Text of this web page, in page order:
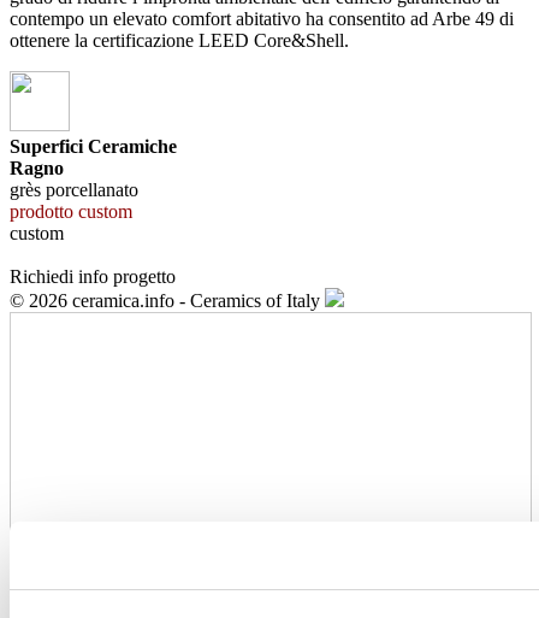
contempo un elevato comfort abitativo ha consentito ad Arbe 49 di
ottenere la certificazione LEED Core&Shell.
Superfici Ceramiche
Ragno
grès porcellanato
prodotto custom
custom
Richiedi info progetto
© 2026 ceramica.info - Ceramics of Italy